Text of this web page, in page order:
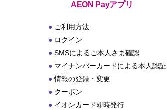
AEON Payアプリ
ご利用方法
ログイン
SMSによるご本人さま確認
マイナンバーカードによる本人認証
情報の登録・変更
クーポン
イオンカード即時発行